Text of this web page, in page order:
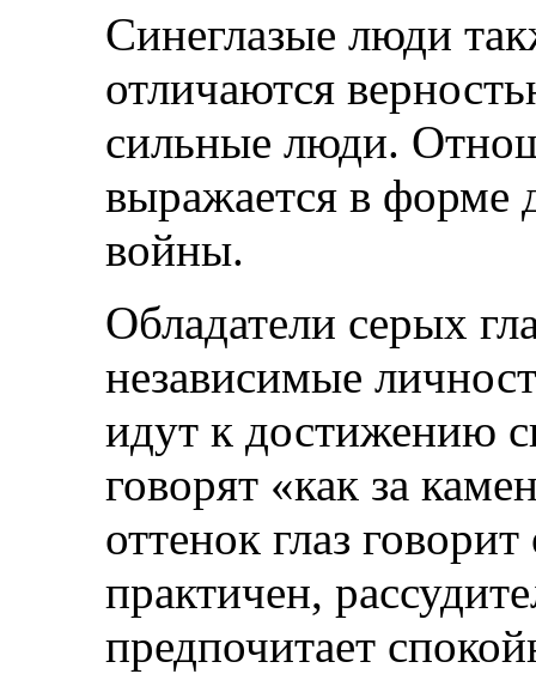
Синеглазые люди
отличаются
сильные люди.
выражается в форме
войны.
Обладатели серых
независимые
идут к достижению
говорят «как за
оттенок глаз
практичен,
предпочитает